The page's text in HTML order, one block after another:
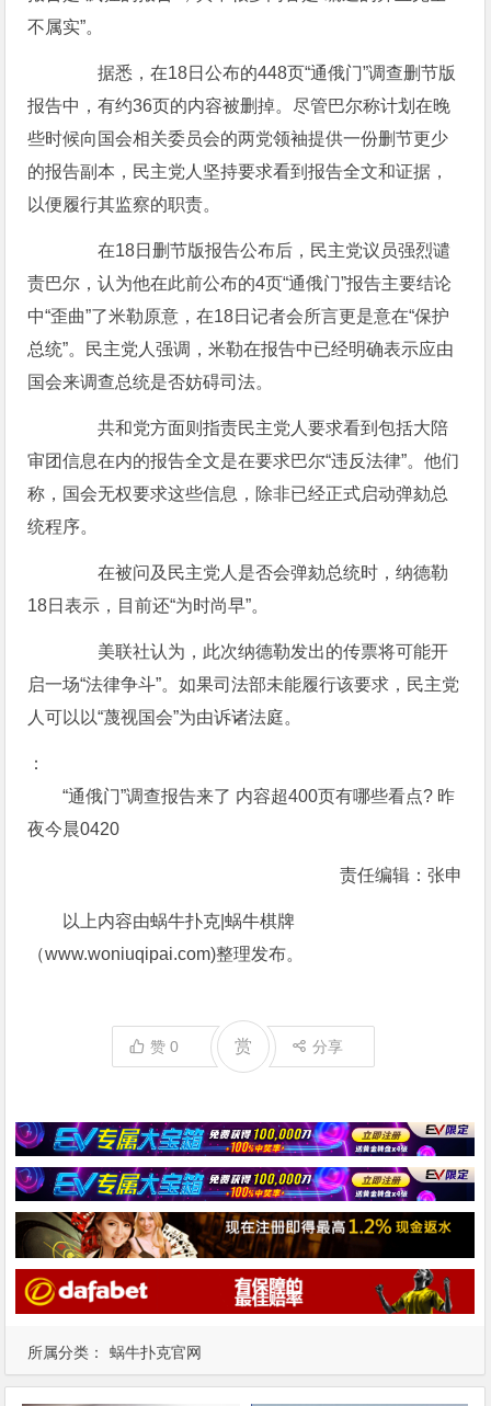
所属分类： 蜗牛扑克官网
不属实”。
据悉，在18日公布的448页“通俄门”调查删节版
报告中，有约36页的内容被删掉。尽管巴尔称计划在晚
些时候向国会相关委员会的两党领袖提供一份删节更少
的报告副本，民主党人坚持要求看到报告全文和证据，
以便履行其监察的职责。
在18日删节版报告公布后，民主党议员强烈谴
责巴尔，认为他在此前公布的4页“通俄门”报告主要结论
中“歪曲”了米勒原意，在18日记者会所言更是意在“保护
总统”。民主党人强调，米勒在报告中已经明确表示应由
国会来调查总统是否妨碍司法。
共和党方面则指责民主党人要求看到包括大陪
审团信息在内的报告全文是在要求巴尔“违反法律”。他们
称，国会无权要求这些信息，除非已经正式启动弹劾总
统程序。
在被问及民主党人是否会弹劾总统时，纳德勒
18日表示，目前还“为时尚早”。
美联社认为，此次纳德勒发出的传票将可能开
启一场“法律争斗”。如果司法部未能履行该要求，民主党
人可以以“蔑视国会”为由诉诸法庭。
：
“通俄门”调查报告来了 内容超400页有哪些看点? 昨
夜今晨0420
责任编辑：张申
以上内容由蜗牛扑克|蜗牛棋牌
（www.woniuqipai.com)整理发布。
赞0 赏 分享